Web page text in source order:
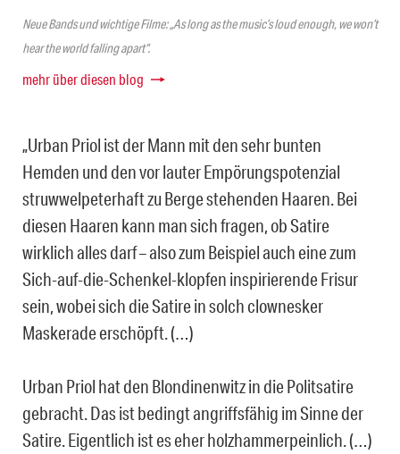
Neue Bands und wichtige Filme: „As long as the music’s loud enough, we won’t
hear the world falling apart“.
mehr über diesen blog
„Urban Priol ist der Mann mit den sehr bunten
Hemden und den vor lauter Empörungspotenzial
struwwelpeterhaft zu Berge stehenden Haaren. Bei
diesen Haaren kann man sich fragen, ob Satire
wirklich alles darf – also zum Beispiel auch eine zum
Sich-auf-die-Schenkel-klopfen inspirierende Frisur
sein, wobei sich die Satire in solch clownesker
Maskerade erschöpft. (…)
Urban Priol hat den Blondinenwitz in die Politsatire
gebracht. Das ist bedingt angriffsfähig im Sinne der
Satire. Eigentlich ist es eher holzhammerpeinlich. (…)